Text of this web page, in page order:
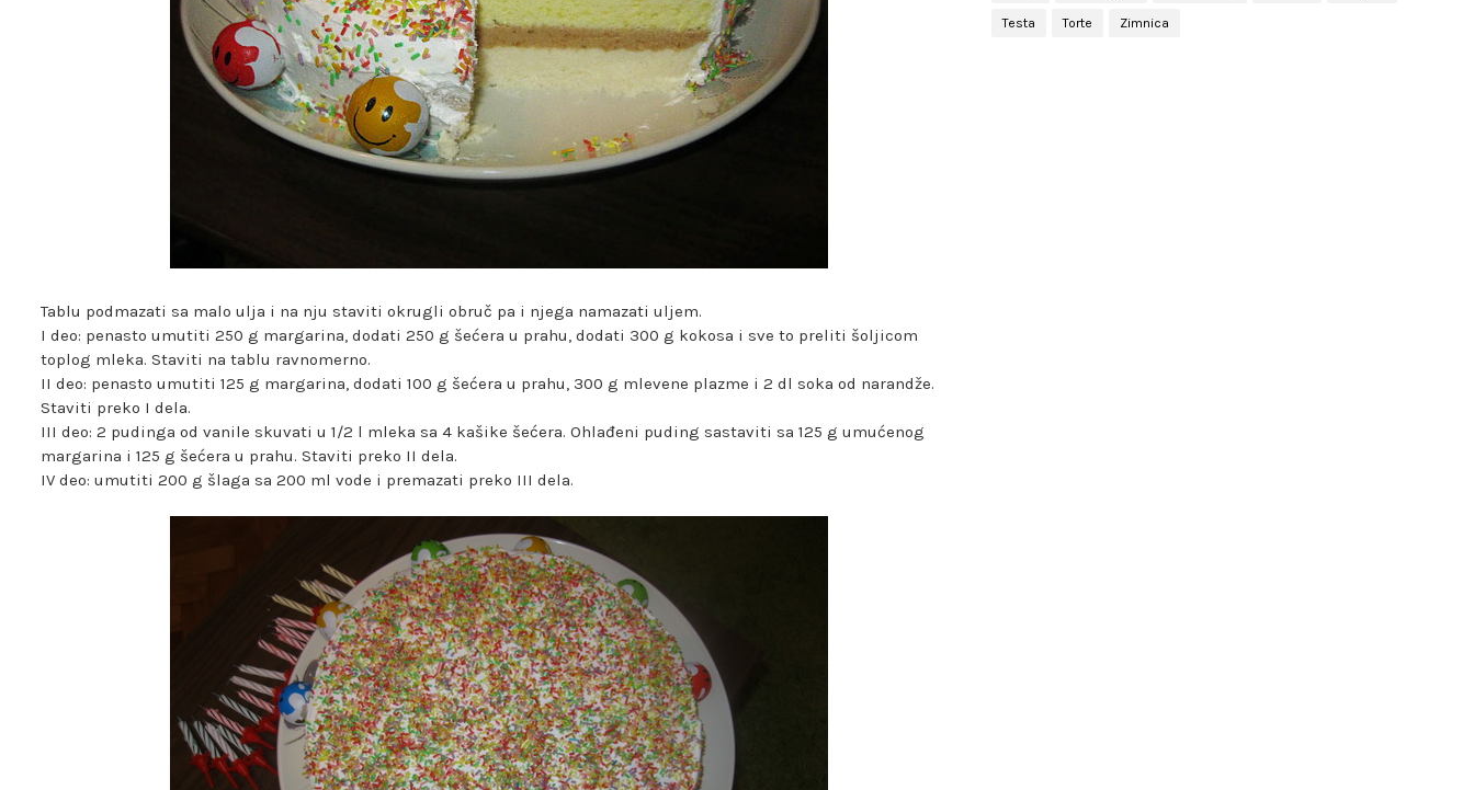
Tablu podmazati sa malo ulja i na nju staviti okrugli obruč pa i njega namazati uljem.
I deo: penasto umutiti 250 g margarina, dodati 250 g šećera u prahu, dodati 300 g kokosa i sve to preliti šoljicom
toplog mleka. Staviti na tablu ravnomerno.
II deo: penasto umutiti 125 g margarina, dodati 100 g šećera u prahu, 300 g mlevene plazme i 2 dl soka od narandže.
Staviti preko I dela.
III deo: 2 pudinga od vanile skuvati u 1/2 l mleka sa 4 kašike šećera. Ohlađeni puding sastaviti sa 125 g umućenog
margarina i 125 g šećera u prahu. Staviti preko II dela.
IV deo: umutiti 200 g šlaga sa 200 ml vode i premazati preko III dela.
Testa Torte Zimnica